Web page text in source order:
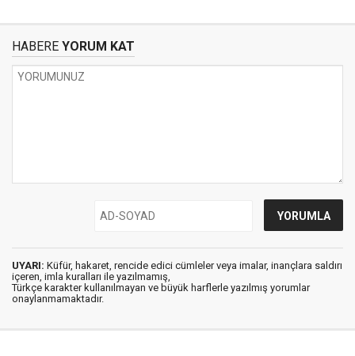
HABERE YORUM KAT
UYARI: Küfür, hakaret, rencide edici cümleler veya imalar, inançlara saldırı
içeren, imla kuralları ile yazılmamış,
Türkçe karakter kullanılmayan ve büyük harflerle yazılmış yorumlar
onaylanmamaktadır.